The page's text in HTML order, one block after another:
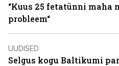
“Kuus 25 fetatünni maha
probleem“
UUDISED
Selgus kogu Baltikumi